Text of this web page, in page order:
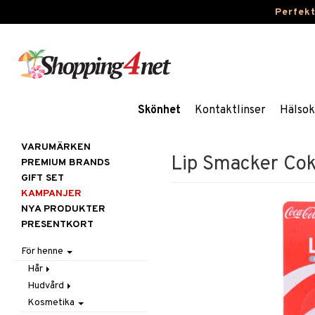
Skönhet Kontaktlinser
Lip Smacker
VARUMÄRKEN
PREMIUM BRANDS
GIFT SET
KAMPANJER
NYA PRODUKTER
PRESENTKORT
För henne
Hår
Accessoarer
Balsam
Hudvård
Ansiktscremer
Kosmetika